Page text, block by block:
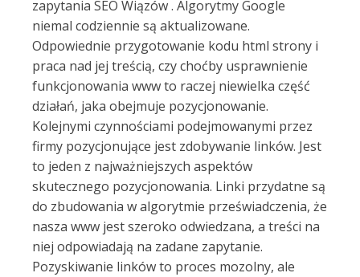
zapytania SEO Wiązów . Algorytmy Google
niemal codziennie są aktualizowane.
Odpowiednie przygotowanie kodu html strony i
praca nad jej treścią, czy choćby usprawnienie
funkcjonowania www to raczej niewielka część
działań, jaka obejmuje pozycjonowanie.
Kolejnymi czynnościami podejmowanymi przez
firmy pozycjonujące jest zdobywanie linków. Jest
to jeden z najważniejszych aspektów
skutecznego pozycjonowania. Linki przydatne są
do zbudowania w algorytmie przeświadczenia, że
nasza www jest szeroko odwiedzana, a treści na
niej odpowiadają na zadane zapytanie.
Pozyskiwanie linków to proces mozolny, ale